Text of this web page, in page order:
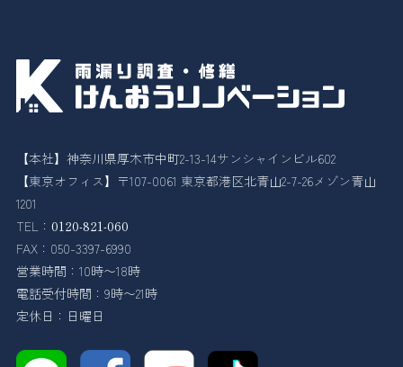
【本社】神奈川県厚木市中町2-13-14サンシャインビル602
【東京オフィス】〒107-0061 東京都港区北青山2-7-26メゾン青山
1201
TEL： 0120-821-060
FAX：050-3397-6990
営業時間：10時〜18時
電話受付時間：9時〜21時
定休日：日曜日